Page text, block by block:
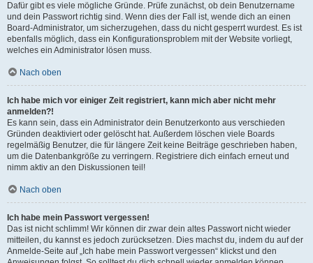
Dafür gibt es viele mögliche Gründe. Prüfe zunächst, ob dein Benutzername
und dein Passwort richtig sind. Wenn dies der Fall ist, wende dich an einen
Board-Administrator, um sicherzugehen, dass du nicht gesperrt wurdest. Es ist
ebenfalls möglich, dass ein Konfigurationsproblem mit der Website vorliegt,
welches ein Administrator lösen muss.
Nach oben
Ich habe mich vor einiger Zeit registriert, kann mich aber nicht mehr
anmelden?!
Es kann sein, dass ein Administrator dein Benutzerkonto aus verschieden
Gründen deaktiviert oder gelöscht hat. Außerdem löschen viele Boards
regelmäßig Benutzer, die für längere Zeit keine Beiträge geschrieben haben,
um die Datenbankgröße zu verringern. Registriere dich einfach erneut und
nimm aktiv an den Diskussionen teil!
Nach oben
Ich habe mein Passwort vergessen!
Das ist nicht schlimm! Wir können dir zwar dein altes Passwort nicht wieder
mitteilen, du kannst es jedoch zurücksetzen. Dies machst du, indem du auf der
Anmelde-Seite auf „Ich habe mein Passwort vergessen“ klickst und den